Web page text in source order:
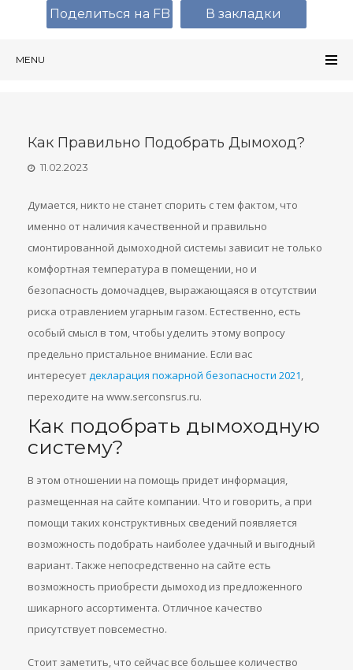
MENU
Как Правильно Подобрать Дымоход?
11.02.2023
Думается, никто не станет спорить с тем фактом, что
именно от наличия качественной и правильно
смонтированной дымоходной системы зависит не только
комфортная температура в помещении, но и
безопасность домочадцев, выражающаяся в отсутствии
риска отравлением угарным газом. Естественно, есть
особый смысл в том, чтобы уделить этому вопросу
предельно пристальное внимание. Если вас
интересуетдекларация пожарной безопасности 2021,
переходите на www.serconsrus.ru.
Как подобрать дымоходную
систему?
В этом отношении на помощь придет информация,
размещенная на сайте компании. Что и говорить, а при
помощи таких конструктивных сведений появляется
возможность подобрать наиболее удачный и выгодный
вариант. Также непосредственно на сайте есть
возможность приобрести дымоход из предложенного
шикарного ассортимента. Отличное качество
присутствует повсеместно.
Стоит заметить, что сейчас все большее количество
Поделиться на FB В закладки